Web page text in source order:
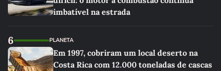
imbatível na estrada
6 PLANETA
Em 1997, cobriram um local deserto na
Costa Rica com 12.000 toneladas de cascas